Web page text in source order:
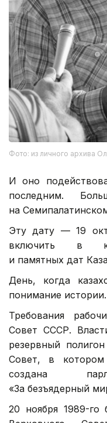
Фото: из личного архива
И оно
последним.
на
Эту дату — 19
включить в
и памятных дат
День, когда
понимание истории.
Требования
Совет СССР.
резервный
Совет, в
создана
«За безъядерный
20 ноября 1989-го